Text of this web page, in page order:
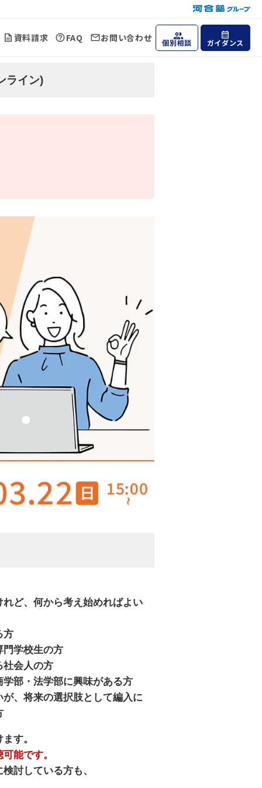
資料請求 FAQ お問い合わせ 個別相談 ガイダンス
ライン)
ど、何から考え始めればよい
方
門学校生の方
社会人の方
部・法学部に興味がある方
、将来の選択肢として編入に
す。
能です。
討している方も、